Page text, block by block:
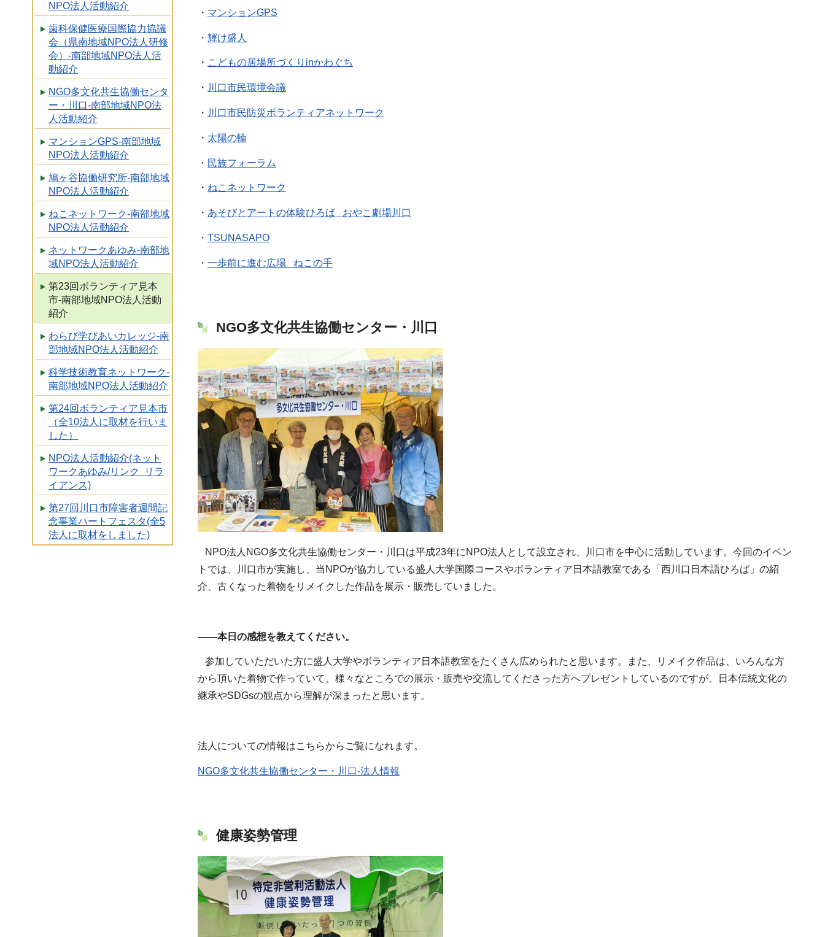
NPO法人活動紹介
歯科保健医療国際協力協議
会（県南地域NPO法人研修
会）-南部地域NPO法人活
動紹介
NGO多文化共生協働センタ
ー・川口-南部地域NPO法
人活動紹介
マンションGPS-南部地域
NPO法人活動紹介
鳩ヶ谷協働研究所-南部地域
NPO法人活動紹介
ねこネットワーク-南部地域
NPO法人活動紹介
ネットワークあゆみ-南部地
域NPO法人活動紹介
第23回ボランティア見本
市-南部地域NPO法人活動
紹介
わらび学びあいカレッジ-南
部地域NPO法人活動紹介
科学技術教育ネットワーク-
南部地域NPO法人活動紹介
第24回ボランティア見本市
（全10法人に取材を行いま
した）
NPO法人活動紹介(ネット
ワークあゆみ/リンク リラ
イアンス)
第27回川口市障害者週間記
念事業ハートフェスタ(全5
法人に取材をしました)
・ マンションGPS
・ 輝け盛人
・ こどもの居場所づくりinかわぐち
・ 川口市民環境会議
・ 川口市民防災ボランティアネットワーク
・ 太陽の輪
・ 民族フォーラム
・ ねこネットワーク
・ あそびとアートの体験ひろば おやこ劇場川口
・ TSUNASAPO
・ 一歩前に進む広場 ねこの手
NGO多文化共生協働センター・川口
NPO法人NGO多文化共生協働センター・川口は平成23年にNPO法人として設立され、川口市を中心に活動しています。今回のイベン
トでは、川口市が実施し、当NPOが協力している盛人大学国際コースやボランティア日本語教室である「西川口日本語ひろば」の紹
介、古くなった着物をリメイクした作品を展示・販売していました。
——本日の感想を教えてください。
参加していただいた方に盛人大学やボランティア日本語教室をたくさん広められたと思います。また、リメイク作品は、いろんな方
から頂いた着物で作っていて、様々なところでの展示・販売や交流してくださった方へプレゼントしているのですが、日本伝統文化の
継承やSDGsの観点から理解が深まったと思います。
法人についての情報はこちらからご覧になれます。
NGO多文化共生協働センター・川口-法人情報
健康姿勢管理